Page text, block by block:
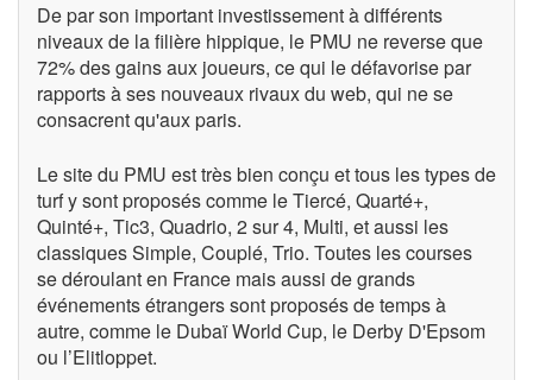
De par son important investissement à différents
niveaux de la filière hippique, le PMU ne reverse que
72% des gains aux joueurs, ce qui le défavorise par
rapports à ses nouveaux rivaux du web, qui ne se
consacrent qu'aux paris.
Le site du PMU est très bien conçu et tous les types de
turf y sont proposés comme le Tiercé, Quarté+,
Quinté+, Tic3, Quadrio, 2 sur 4, Multi, et aussi les
classiques Simple, Couplé, Trio. Toutes les courses
se déroulant en France mais aussi de grands
événements étrangers sont proposés de temps à
autre, comme le Dubaï World Cup, le Derby D'Epsom
ou l’Elitloppet.